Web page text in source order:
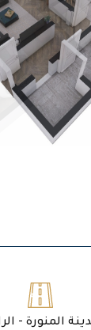
المنورة -